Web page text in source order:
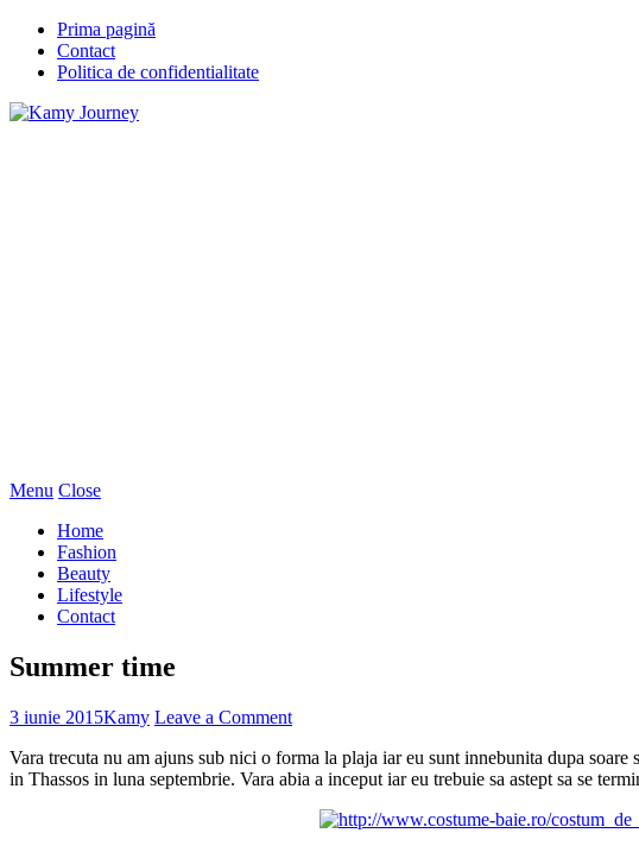
Prima pagină
Contact
Politica de confidentialitate
Menu Close
Home
Fashion
Beauty
Lifestyle
Contact
Summer time
3 iunie 2015Kamy Leave a Comment
Vara trecuta nu am ajuns sub nici o forma la plaja iar eu sunt innebunita dupa
in Thassos in luna septembrie. Vara abia a inceput iar eu trebuie sa astept sa se